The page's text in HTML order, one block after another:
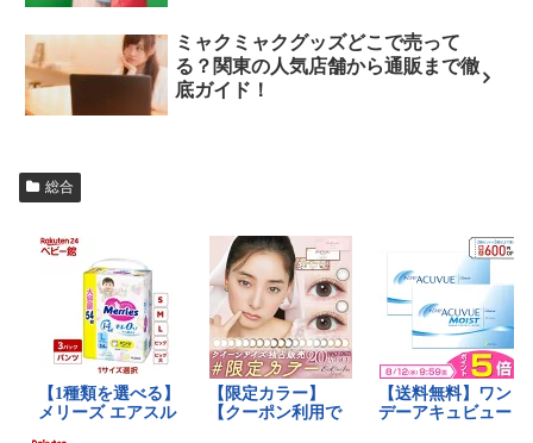
ミャクミャクグッズどこで売って
る？関東の人気店舗から通販まで徹
底ガイド！
総合